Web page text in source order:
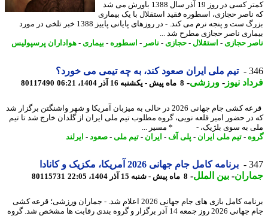
کمتر کسی در روز 19 آذر سال 1388 باورش می شد
حجازی، اسطوره فقید استقلال با یک بیماری
بزرگ ست و پنجه نرم می کند. - در روزهای پایانی پاییز 1388 خبر تلخی در مورد
ناصر حجازی مطرح شد ...
حجازی- استقلال-حجازی- ناصر-اسطوره-بیماری- هواداران پرسپولیس
تیم ملی ایران صعود کند، به چه تیمی می خورد؟
نیوز-ورزشی-8 ماه پیش - یکشنبه 16 آذر 1404، 06:21 80117490
قرعه کشی جام جهانی 2026 در حالی به میزبان آمریکا و شهر واشنگتن برگزار شد
حضور امیر قلعه نویی، گروه مطلوب تیم ملی ایران از گلدان خارج شد تا تیم
به سوی بلژیک، - * مسیر ...
- تیم ملی ایران - پلی آف - ایران - تیم ملی -صعود-ایرلند
برنامه کامل جام جهانی 2026 آمریکا، مکزیک و کانادا
- بین الملل-8 ماه پیش - شنبه 15 آذر 1404، 22:05 80115731
برنامه کامل بازی های جام جهانی 2026 اعلام شد. - جماران ورزشی؛ قرعه کشی
جام جهانی 2026 روز جمعه 14 آذر برگزار و گروه بندی رقابت ها مشخص شد. گروه